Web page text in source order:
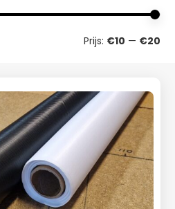
Prijs: €10 — €20